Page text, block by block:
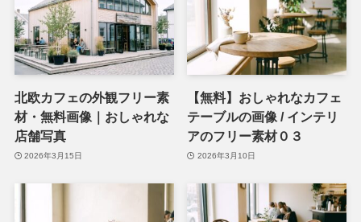
北欧カフェの外観フリー素
材・無料画像｜おしゃれな
店舗写真
2026年3月15日
【無料】おしゃれなカフェ
テーブルの画像 / インテリ
アのフリー素材０３
2026年3月10日